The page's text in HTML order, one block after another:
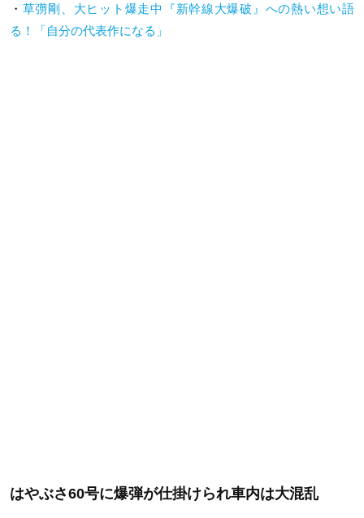
・ 草彅剛、大ヒット爆走中『新幹線大爆破』への熱い想い語
る！「自分の代表作になる」
はやぶさ60号に爆弾が仕掛けられ車内は大混乱